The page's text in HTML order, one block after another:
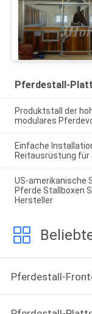
Pferdestall-
Produktstall der
modulares
Einfache
Reitausrüstung für
US-amerikanische
Pferde Stallboxen
Hersteller
Pferdestall-